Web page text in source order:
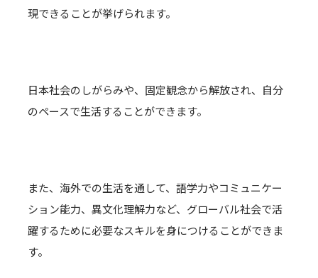
現できることが挙げられます。
日本社会のしがらみや、固定観念から解放され、自分
のペースで生活することができます。
また、海外での生活を通して、語学力やコミュニケー
ション能力、異文化理解力など、グローバル社会で活
躍するために必要なスキルを身につけることができま
す。